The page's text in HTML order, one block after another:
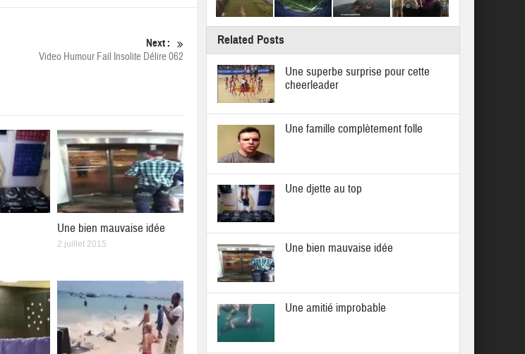
Next :
Video Humour Fail Insolite Délire 062
Une bien mauvaise idée
2 juillet 2015
Related Posts
Une superbe surprise pour cette
cheerleader
Une famille complètement folle
Une djette au top
Une bien mauvaise idée
Une amitié improbable